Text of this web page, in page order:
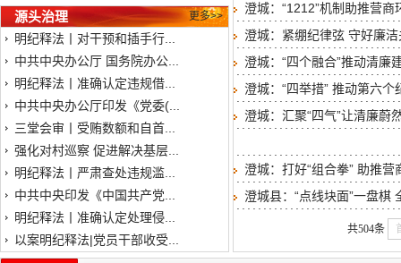
更多>>
源头治理
明纪释法丨对干预和插手行...
中共中央办公厅 国务院办公...
明纪释法丨准确认定违规借...
中共中央办公厅印发《党委(...
三堂会审丨受贿数额和自首...
强化对村巡察 促进解决基层...
明纪释法丨严肃查处违规滥...
中共中央印发《中国共产党...
明纪释法丨准确认定处理侵...
以案明纪释法|党员干部收受...
澄城：“1212”机制助推营商
澄城：紧绷纪律弦 守好廉洁
澄城：“四个融合”推动清廉
澄城：“四举措” 推动第六
澄城：汇聚“四气”让清廉蔚
澄城：打好“组合拳” 助推营
澄城县：“点线块面”一盘棋
共504条